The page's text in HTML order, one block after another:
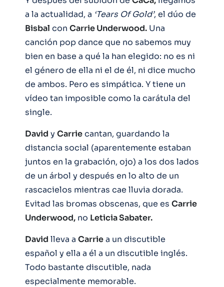
a la actualidad, a ‘Tears Of Gold’, el dúo de
Bisbal con Carrie Underwood. Una
canción pop dance que no sabemos muy
bien en base a qué la han elegido: no es ni
el género de ella ni el de él, ni dice mucho
de ambos. Pero es simpática. Y tiene un
vídeo tan imposible como la carátula del
single.
David y Carriecantan, guardando la
distancia social (aparentemente estaban
juntos en la grabación, ojo) a los dos lados
de un árbol y después en lo alto de un
rascacielos mientras cae lluvia dorada.
Evitad las bromas obscenas, que es Carrie
Underwood, no Leticia Sabater.
David lleva a Carriea un discutible
español y ella a él a un discutible inglés.
Todo bastante discutible, nada
especialmente memorable.